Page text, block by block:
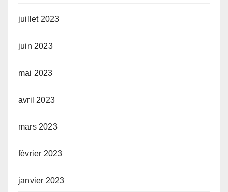
juillet 2023
juin 2023
mai 2023
avril 2023
mars 2023
février 2023
janvier 2023